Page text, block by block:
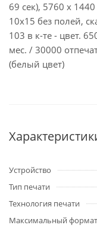
69 сек), 5760 x
10х15 без полей,
103 в к-те - цвет.
мес. / 30000
(белый цвет)
Устройство
Тип печати
Технология печати
Максимальный формат